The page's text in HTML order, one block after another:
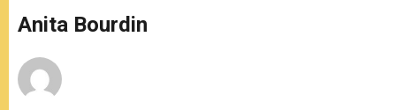
p
p
g
e
o
k
r
Anita Bourdin